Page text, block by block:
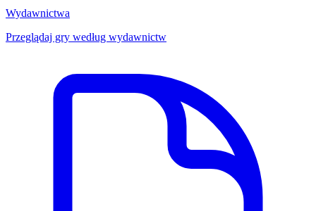
Wydawnictwa
Przeglądaj gry według wydawnictw